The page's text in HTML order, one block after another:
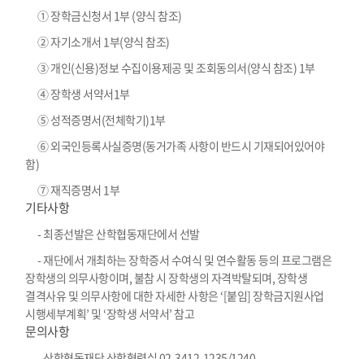
① 장학금신청서 1부 (양식 참조)
② 자기소개서 1부(양식 참조)
③ 개인(신용)정보 수집이용제공 및 조회동의서(양식 참조) 1부
④ 장학생 서약서1부
⑤ 성적증명서(전체학기)1부
⑥ 외국인등록사실증명(동거가족 사항이 반드시 기재되어있어야
함)
⑦ 재직증명서 1부
기타사항
- 최종선발은 산학협동재단에서 선발
- 재단에서 개최하는 장학증서 수여식 및 연수활동 등의 프로그램은
장학생의 의무사항이며, 불참 시 장학생의 자격박탈되며, 장학생
결격사유 및 의무사항에 대한 자세한 사항은 ‘[붙임] 장학금지원사업
시행세부계획’ 및 ‘장학생 서약서’ 참고
문의사항